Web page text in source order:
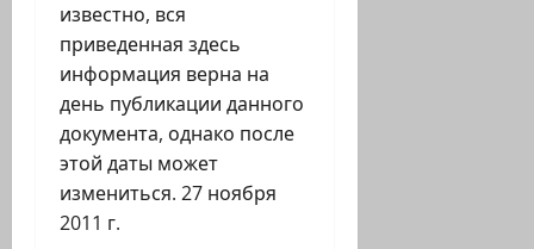
известно, вся
приведенная здесь
информация верна на
день публикации данного
документа, однако после
этой даты может
измениться. 27 ноября
2011 г.